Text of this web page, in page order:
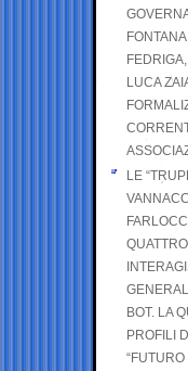
LUCA
LE
BOT. LA
PROFILI